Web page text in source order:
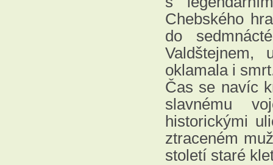
Chebského
do
oklamala i
Čas se navíc
slavnému
historickými
ztraceném
století staré